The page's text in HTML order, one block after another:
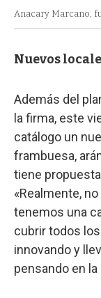
Anacary Marcano,
Nuevos
Además del
la firma, este
catálogo un
frambuesa,
tiene
«Realmente,
tenemos una
cubrir todos
innovando y
pensando en